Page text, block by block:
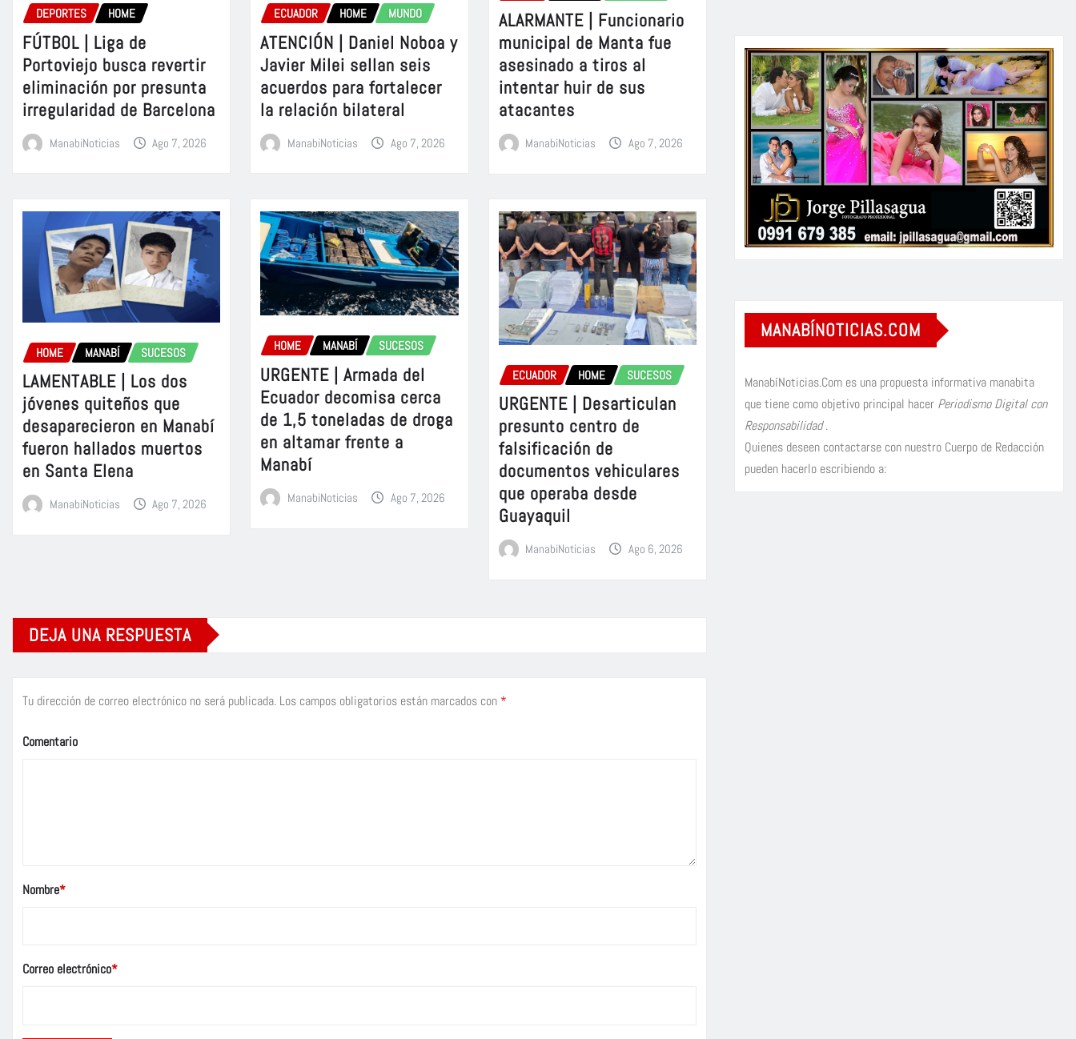
DEPORTES HOME
FÚTBOL | Liga de
Portoviejo busca revertir
eliminación por presunta
irregularidad de Barcelona
ManabiNoticias Ago 7, 2026
ECUADOR HOME MUNDO
ATENCIÓN | Daniel Noboa y
Javier Milei sellan seis
acuerdos para fortalecer
la relación bilateral
ManabiNoticias Ago 7, 2026
ALARMANTE | Funcionario
municipal de Manta fue
asesinado a tiros al
intentar huir de sus
atacantes
ManabiNoticias Ago 7, 2026
HOME MANABÍ SUCESOS
LAMENTABLE | Los dos
jóvenes quiteños que
desaparecieron en Manabí
fueron hallados muertos
en Santa Elena
ManabiNoticias Ago 7, 2026
HOME MANABÍ SUCESOS
URGENTE | Armada del
Ecuador decomisa cerca
de 1,5 toneladas de droga
en altamar frente a
Manabí
ManabiNoticias Ago 7, 2026
ECUADOR HOME SUCESOS
URGENTE | Desarticulan
presunto centro de
falsificación de
documentos vehiculares
que operaba desde
Guayaquil
ManabiNoticias Ago 6, 2026
DEJA UNA RESPUESTA
Tu dirección de correo electrónico no será publicada. Los campos obligatorios están marcados con *
Comentario
Nombre*
Correo electrónico*
MANABÍNOTICIAS.COM
ManabíNoticias.Com es una propuesta informativa manabita
que tiene como objetivo principal hacer Periodismo Digital con
Responsabilidad.
Quienes deseen contactarse con nuestro Cuerpo de Redacción
pueden hacerlo escribiendo a: